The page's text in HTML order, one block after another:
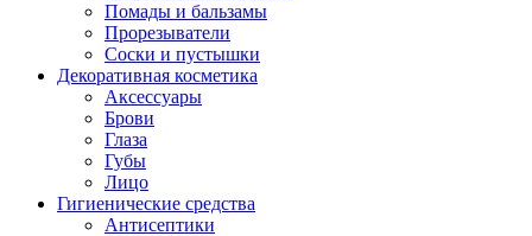
Помады и бальзамы
Прорезыватели
Соски и пустышки
Декоративная косметика
Аксессуары
Брови
Глаза
Губы
Лицо
Гигиенические средства
Антисептики